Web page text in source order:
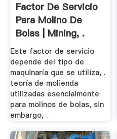
Factor De Servicio
Para Molino De
Bolas | Mining, .
Este factor de servicio
depende del tipo de
maquinaría que se utiliza, .
teoría de molienda
utilizadas esencialmente
para molinos de bolas, sin
embargo, .